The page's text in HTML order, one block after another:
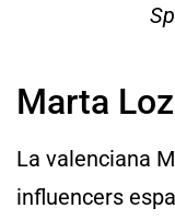
Marta
La valenciana
influencers